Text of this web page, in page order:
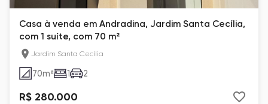
Casa à venda em Andradina, Jardim Santa Cecília,
com 1 suíte, com 70 m²
Jardim Santa Cecília
70m² 1 2
R$ 280.000